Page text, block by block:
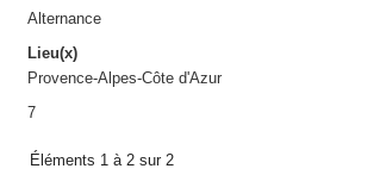
Alternance
Lieu(x)
Provence-Alpes-Côte d'Azur
7
Éléments 1 à 2 sur 2